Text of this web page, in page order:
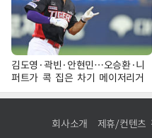
김도영·곽빈·안현민…오승환·니
퍼트가 콕 집은 차기 메이저리거
회사소개 제휴/컨텐츠